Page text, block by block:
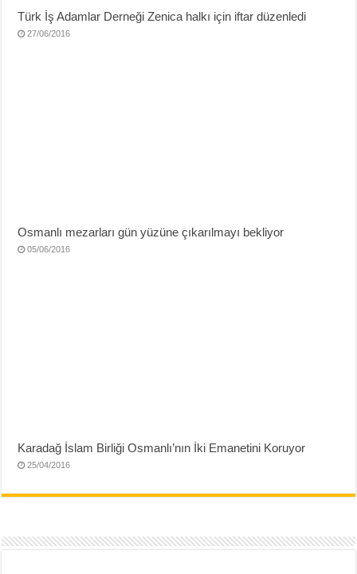
Türk İş Adamlar Derneği Zenica halkı için iftar düzenledi
27/06/2016
Osmanlı mezarları gün yüzüne çıkarılmayı bekliyor
05/06/2016
Karadağ İslam Birliği Osmanlı’nın İki Emanetini Koruyor
25/04/2016